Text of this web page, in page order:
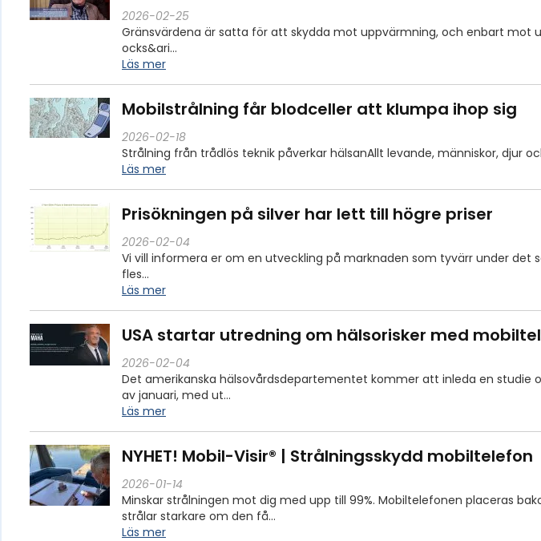
2026-02-25
Gränsvärdena är satta för att skydda mot uppvärmning, och enbart mot
ocks&ari…
Läs mer
Mobilstrålning får blodceller att klumpa ihop sig
2026-02-18
Strålning från trådlös teknik påverkar hälsanAllt levande, människor,
Läs mer
Prisökningen på silver har lett till högre priser
2026-02-04
Vi vill informera er om en utveckling på marknaden som tyvärr under
fles…
Läs mer
USA startar utredning om hälsorisker med
2026-02-04
Det amerikanska hälsovårdsdepartementet kommer att inleda en
av januari, med ut…
Läs mer
NYHET! Mobil-Visir® | Strålningsskydd mobiltelefon
2026-01-14
Minskar strålningen mot dig med upp till 99%. Mobiltelefonen placeras
strålar starkare om den få…
Läs mer